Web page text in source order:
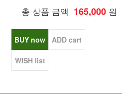
총 상품 금액 165,000 원
BUY now ADD cart
WISH list